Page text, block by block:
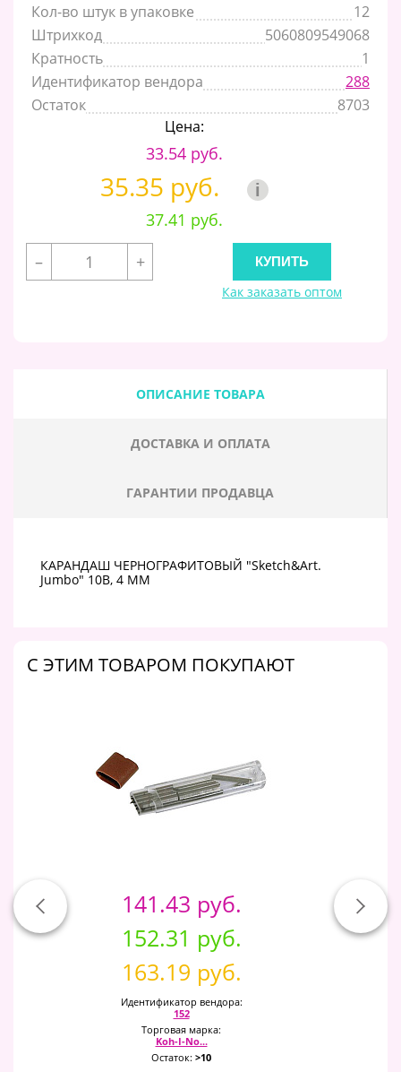
Кол-во штук в упаковке
12
Штрихкод
5060809549068
Кратность
1
Идентификатор вендора
288
Остаток
8703
Цена:
33.54 руб.
35.35 руб. i
37.41 руб.
–
+
Как заказать оптом
ОПИСАНИЕ ТОВАРА
ДОСТАВКА И ОПЛАТА
ГАРАНТИИ ПРОДАВЦА
КАРАНДАШ ЧЕРНОГРАФИТОВЫЙ "Sketch&Art.
Jumbo" 10В, 4 MM
C ЭТИМ ТОВАРОМ ПОКУПАЮТ
141.43 руб.
152.31 руб.
163.19 руб.
Идентификатор вендора:
152
Торговая марка:
Koh-I-No...
Остаток: >10